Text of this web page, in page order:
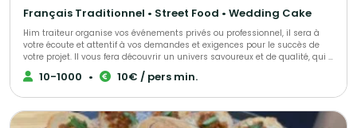
Français Traditionnel • Street Food • Wedding Cake
Him traiteur organise vos événements privés ou professionnel, il sera à
votre écoute et attentif à vos demandes et exigences pour le succès de
votre projet. Il vous fera découvrir un univers savoureux et de qualité, qui a
déjà trouvé satisfaction pour de nombreux clients.
10-1000 • 10€ / pers min.